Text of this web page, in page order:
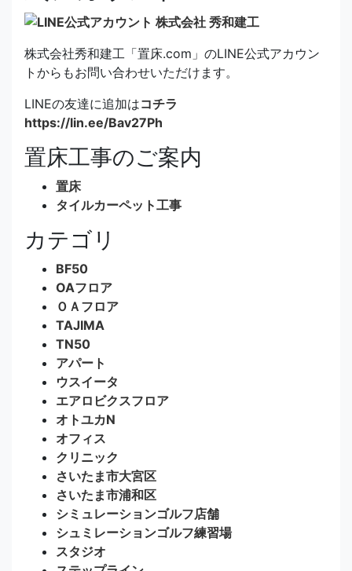
株式会社秀和建工「置床.com」のLINE公式アカウン
トからもお問い合わせいただけます。
LINEの友達に追加はコチラ
https://lin.ee/Bav27Ph
置床工事のご案内
置床
タイルカーペット工事
カテゴリ
BF50
OAフロア
ＯＡフロア
TAJIMA
TN50
アパート
ウスイータ
エアロビクスフロア
オトユカN
オフィス
クリニック
さいたま市大宮区
さいたま市浦和区
シミュレーションゴルフ店舗
シュミレーションゴルフ練習場
スタジオ